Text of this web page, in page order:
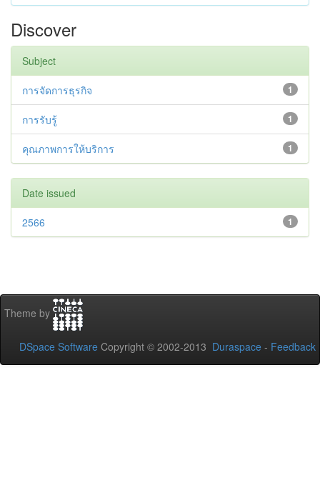
Discover
Subject
1
การจัดการธุรกิจ
1
การรับรู้
1
คุณภาพการให้บริการ
Date issued
1
2566
Theme by
DSpace Software Copyright © 2002-2013 Duraspace - Feedback